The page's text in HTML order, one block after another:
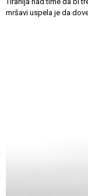
mršavi uspela je da